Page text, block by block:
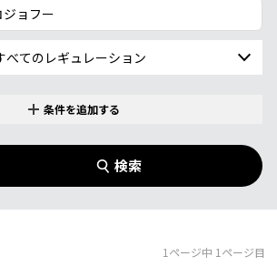
0件選択中
条件を追加する
検索
1 ページ中 1 ページ目